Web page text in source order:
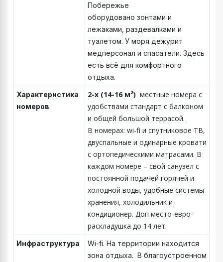
Побережье
оборудовано зонтами и
лежаками, раздевалками и
туалетом. У моря дежурит
медперсонал и спасатели. Здесь
есть всё для комфортного
отдыха.
Характеристика
номеров
2-х (14-16 м²) местные номера с
удобствами стандарт с балконом
и общей большой террасой.
В номерах: wi-fi и спутниковое ТВ,
двуспальные и одинарные кровати
с ортопедическими матрасами. В
каждом номере – свой санузел с
постоянной подачей горячей и
холодной воды, удобные системы
хранения, холодильник и
кондиционер. Доп место-евро-
раскладушка до 14 лет.
Инфраструктура
Wi-fi. На территории находится
зона отдыха. В благоустроенном